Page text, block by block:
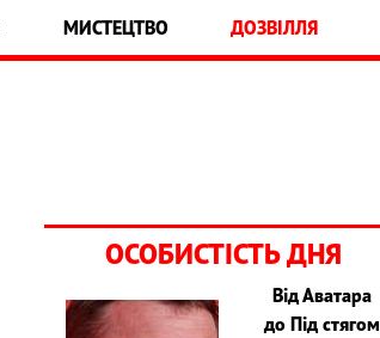
МИСТЕЦТВО ДОЗВІЛЛЯ
ОСОБИСТІСТЬ ДНЯ
Від Аватара
до Під стягом